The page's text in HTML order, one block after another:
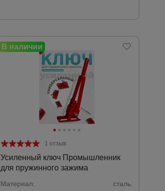
1 отзыв
Усиленный ключ Промышленник
для пружинного зажима
Материал:
сталь.